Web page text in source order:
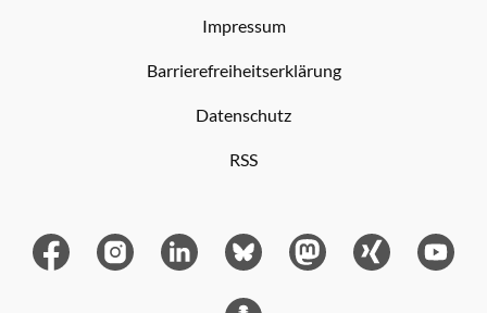
Impressum
Barrierefreiheitserklärung
Datenschutz
RSS